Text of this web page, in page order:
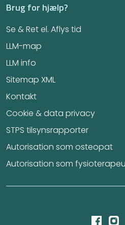
Brug for hjælp?
Se & Ret el. Aflys tid
LLM-map
LLM info
Sitemap XML
Kontakt
Cookie & data privacy
STPS tilsynsrapporter
Autorisation som osteopat
Autorisation som